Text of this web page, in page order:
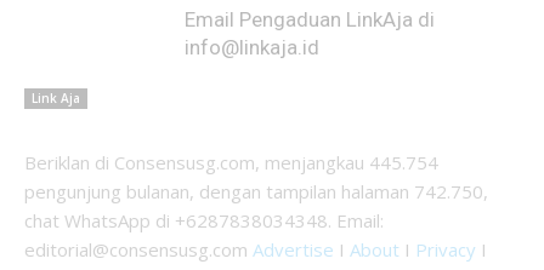
Link Aja
Email Pengaduan LinkAja di
info@linkaja.id
Beriklan di Consensusg.com, menjangkau 445.754
pengunjung bulanan, dengan tampilan halaman 742.750,
chat WhatsApp di +6287838034348. Email:
editorial@consensusg.com Advertise I About I Privacy I